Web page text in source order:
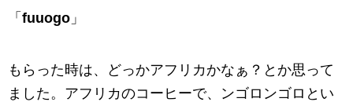
「 fuuogo 」
もらった時は、どっかアフリカかなぁ？とか思って
ました。アフリカのコーヒーで、ンゴロンゴロとい